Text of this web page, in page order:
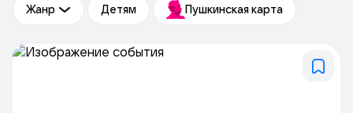
Жанр Детям Пушкинская карта